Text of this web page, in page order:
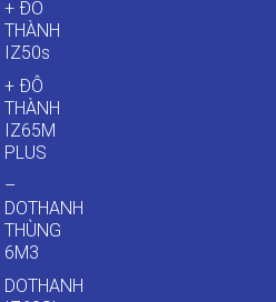
+ ĐÔ
THÀNH
IZ50s
+ ĐÔ
THÀNH
IZ65M
PLUS
–
DOTHANH
THÙNG
6M3
DOTHANH